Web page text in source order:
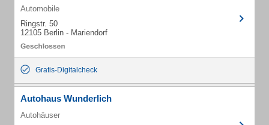
Automobile
Ringstr. 50
12105 Berlin - Mariendorf
Gratis-Digitalcheck
Autohaus Wunderlich
Autohäuser